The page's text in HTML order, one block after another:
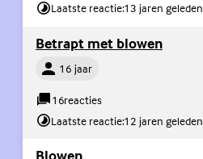
Laatste reactie:13 jaren geleden
Betrapt met blowen
Persoon16 jaar
16reacties
Laatste reactie:12 jaren geleden